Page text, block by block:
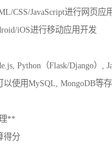
CSS/JavaScript进行网页应
iOS进行移动应用开发
Python（Flask/Django）,
以使用MySQL, MongoDB等
**
得分